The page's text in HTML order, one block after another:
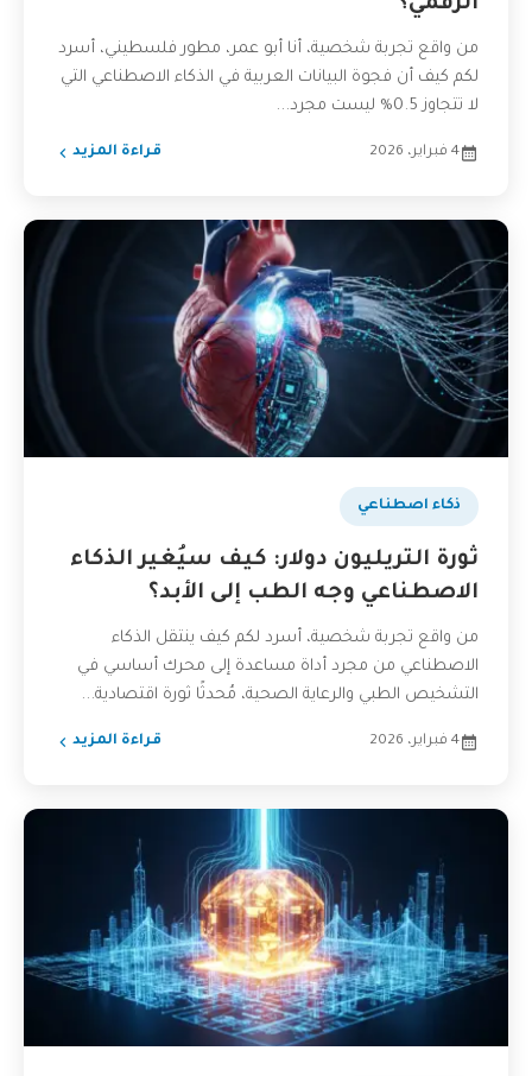
الرقمي؟
من واقع تجربة شخصية، أنا أبو عمر، مطور فلسطيني، أسرد
لكم كيف أن فجوة البيانات العربية في الذكاء الاصطناعي التي
لا تتجاوز 0.5% ليست مجرد...
4 فبراير، 2026 قراءة المزيد
ذكاء اصطناعي
ثورة التريليون دولار: كيف سيُغير الذكاء
الاصطناعي وجه الطب إلى الأبد؟
من واقع تجربة شخصية، أسرد لكم كيف ينتقل الذكاء
الاصطناعي من مجرد أداة مساعدة إلى محرك أساسي في
التشخيص الطبي والرعاية الصحية، مُحدثًا ثورة اقتصادية...
4 فبراير، 2026 قراءة المزيد